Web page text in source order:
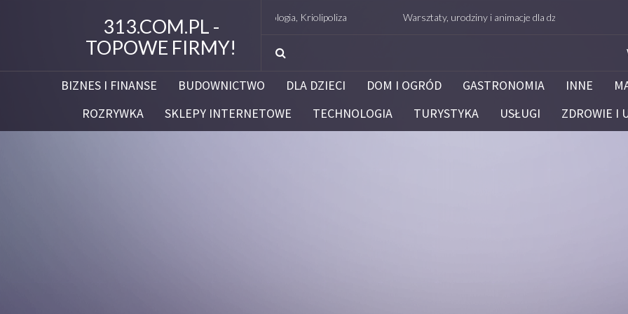
313.COM.PL -
TOPOWE FIRMY!
Studio Figura Białystok – Endermologia, Kriolipoliza Warsztaty, urodziny i animacje dla dzieci – Białystok –
BIZNES I FINANSE BUDOWNICTWO DLA DZIECI DOM I OGRÓD GASTRONOMIA INNE
ROZRYWKA
SKLEPY INTERNETOWE TECHNOLOGIA TURYSTYKA USŁUGI ZDROWIE I